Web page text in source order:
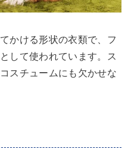
かける形状の衣類で、フ
して使われています。ス
スチュームにも欠かせな